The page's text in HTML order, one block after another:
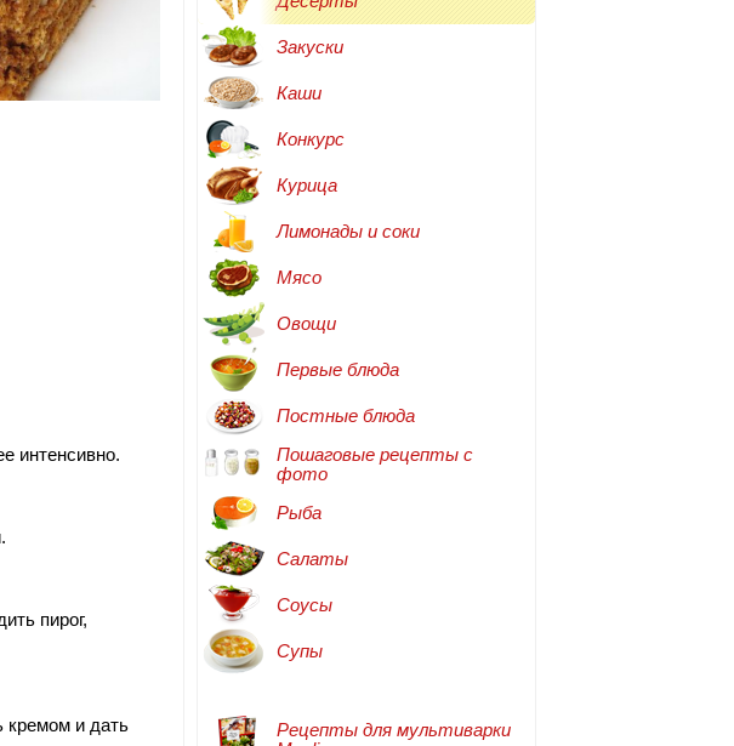
интенсивно.
пирог,
кремом и дать
Закуски
Каши
Конкурс
Курица
Лимонады и соки
Мясо
Овощи
Первые блюда
Постные блюда
Пошаговые рецепты с
фото
Рыба
Салаты
Соусы
Супы
Рецепты для мультиварки